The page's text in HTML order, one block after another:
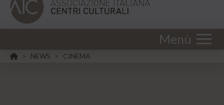
Menù
HOME
> NEWS > CINEMA